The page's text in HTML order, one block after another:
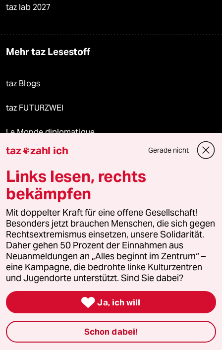
taz lab 2027
Mehr taz Lesestoff
taz Blogs
taz FUTURZWEI
Le Monde diplomatique
taz Archiv
Mehr taz Angebote
Reisen
Kantine
Shop
Anzeigen
taz zahl ich Gerade nicht
Links lesen, rechts
bekämpfen
Mit doppelter Kraft für eine offene Gesellschaft!
Besonders jetzt brauchen Menschen, die sich gegen
Rechtsextremismus einsetzen, unsere Solidarität.
Daher gehen 50 Prozent der Einnahmen aus
Neuanmeldungen an „Alles beginnt im Zentrum“ –
eine Kampagne, die bedrohte linke Kulturzentren
und Jugendorte unterstützt. Sind Sie dabei?
 Ja, ich will
Schon dabei!